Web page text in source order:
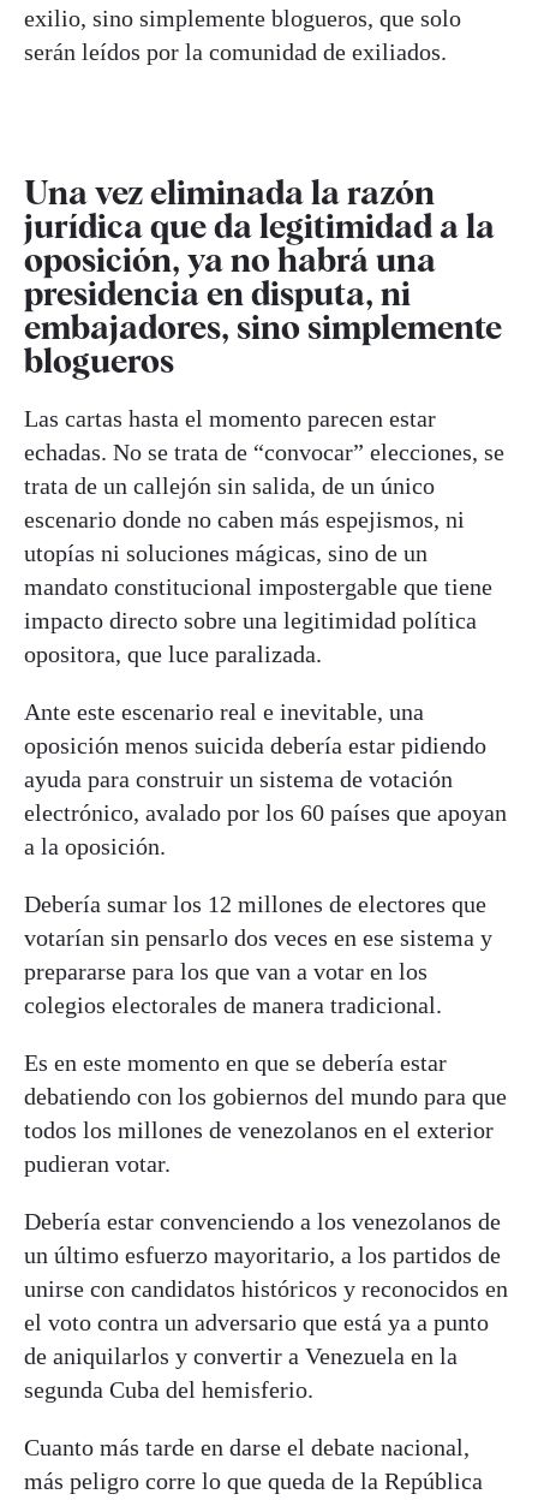
exilio, sino simplemente blogueros, que solo
serán leídos por la comunidad de exiliados.
Una vez eliminada la razón
jurídica que da legitimidad a la
oposición, ya no habrá una
presidencia en disputa, ni
embajadores, sino simplemente
blogueros
Las cartas hasta el momento parecen estar
echadas. No se trata de “convocar” elecciones, se
trata de un callejón sin salida, de un único
escenario donde no caben más espejismos, ni
utopías ni soluciones mágicas, sino de un
mandato constitucional impostergable que tiene
impacto directo sobre una legitimidad política
opositora, que luce paralizada.
Ante este escenario real e inevitable, una
oposición menos suicida debería estar pidiendo
ayuda para construir un sistema de votación
electrónico, avalado por los 60 países que apoyan
a la oposición.
Debería sumar los 12 millones de electores que
votarían sin pensarlo dos veces en ese sistema y
prepararse para los que van a votar en los
colegios electorales de manera tradicional.
Es en este momento en que se debería estar
debatiendo con los gobiernos del mundo para que
todos los millones de venezolanos en el exterior
pudieran votar.
Debería estar convenciendo a los venezolanos de
un último esfuerzo mayoritario, a los partidos de
unirse con candidatos históricos y reconocidos en
el voto contra un adversario que está ya a punto
de aniquilarlos y convertir a Venezuela en la
segunda Cuba del hemisferio.
Cuanto más tarde en darse el debate nacional,
más peligro corre lo que queda de la República